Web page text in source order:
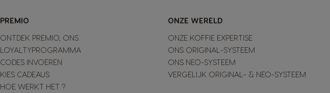
PREMIO
ONTDEK PREMIO, ONS
LOYALTYPROGRAMMA
CODES INVOEREN
KIES CADEAUS
HOE WERKT HET ?
ONZE WERELD
ONZE KOFFIE EXPERTISE
ONS ORIGINAL-SYSTEEM
ONS NEO-SYSTEEM
VERGELIJK ORIGINAL- & NEO-SYSTEEM